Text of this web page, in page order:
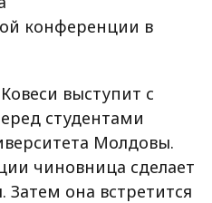
конференции в
выступит с
студентами
Молдовы.
чиновница сделает
Затем она встретится